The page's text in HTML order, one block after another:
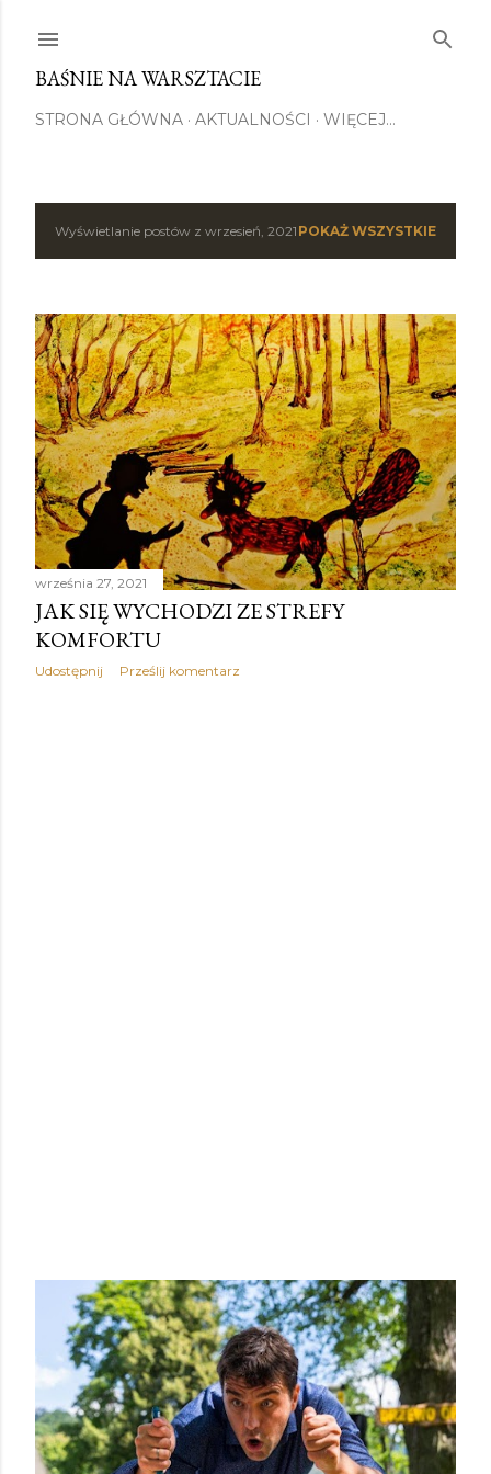
BAŚNIE NA WARSZTACIE
STRONA GŁÓWNA AKTUALNOŚCI WIĘCEJ…
P
s
t
y
Wyświetlanie postów z wrzesień, 2021 POKAŻ WSZYSTKIE
września 27, 2021
JAK SIĘ WYCHODZI ZE STREFY
KOMFORTU
Udostępnij Prześlij komentarz